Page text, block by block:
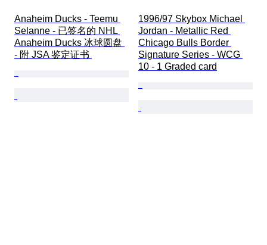
Anaheim Ducks - Teemu
Selanne - 已签名的 NHL
Anaheim Ducks 冰球圆盘
- 附 JSA 鉴定证书
1996/97 Skybox Michael
Jordan - Metallic Red
Chicago Bulls Border
Signature Series - WCG
10 - 1 Graded card